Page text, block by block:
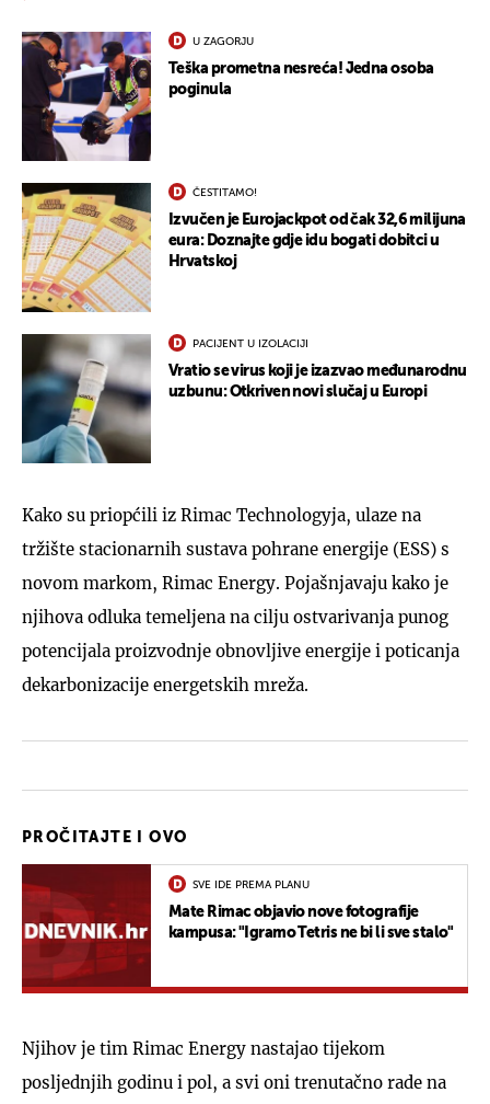
U ZAGORJU
Teška prometna nesreća! Jedna osoba
poginula
ČESTITAMO!
Izvučen je Eurojackpot od čak 32,6 milijuna
eura: Doznajte gdje idu bogati dobitci u
Hrvatskoj
PACIJENT U IZOLACIJI
Vratio se virus koji je izazvao međunarodnu
uzbunu: Otkriven novi slučaj u Europi
Kako su priopćili iz Rimac Technologyja, ulaze na
tržište stacionarnih sustava pohrane energije (ESS) s
novom markom, Rimac Energy. Pojašnjavaju kako je
njihova odluka temeljena na cilju ostvarivanja punog
potencijala proizvodnje obnovljive energije i poticanja
dekarbonizacije energetskih mreža.
PROČITAJTE I OVO
SVE IDE PREMA PLANU
Mate Rimac objavio nove fotografije
kampusa: "Igramo Tetris ne bi li sve stalo"
Njihov je tim Rimac Energy nastajao tijekom
posljednjih godinu i pol, a svi oni trenutačno rade na